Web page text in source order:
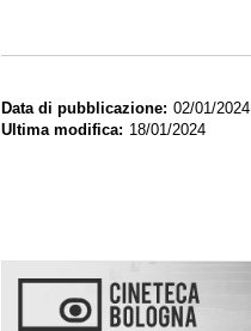
Data di pubblicazione
02/01/2024
Ultima modifica
18/01/2024